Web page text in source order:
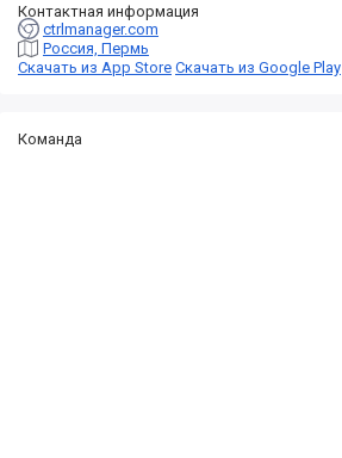
Контактная информация
ctrlmanager.com
Россия, Пермь
Скачать из App Store Скачать из Google Play
Команда